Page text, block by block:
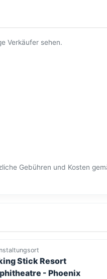
Verkäufer sehen.
Gebühren und Kosten
Stick Resort
- Phoenix